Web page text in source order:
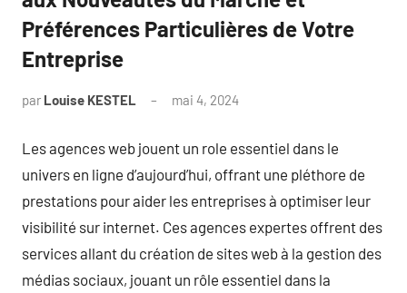
Préférences Particulières de Votre
Entreprise
par Louise KESTEL mai 4, 2024
Les agences web jouent un role essentiel dans le
univers en ligne d’aujourd’hui, offrant une pléthore de
prestations pour aider les entreprises à optimiser leur
visibilité sur internet. Ces agences expertes offrent des
services allant du création de sites web à la gestion des
médias sociaux, jouant un rôle essentiel dans la